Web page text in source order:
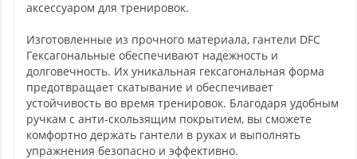
аксессуаром для тренировок.
Изготовленные из прочного материала, гантели DFC
Гексагональные обеспечивают надежность и
долговечность. Их уникальная гексагональная форма
предотвращает скатывание и обеспечивает
устойчивость во время тренировок. Благодаря удобным
ручкам с анти-скользящим покрытием, вы сможете
комфортно держать гантели в руках и выполнять
упражнения безопасно и эффективно.